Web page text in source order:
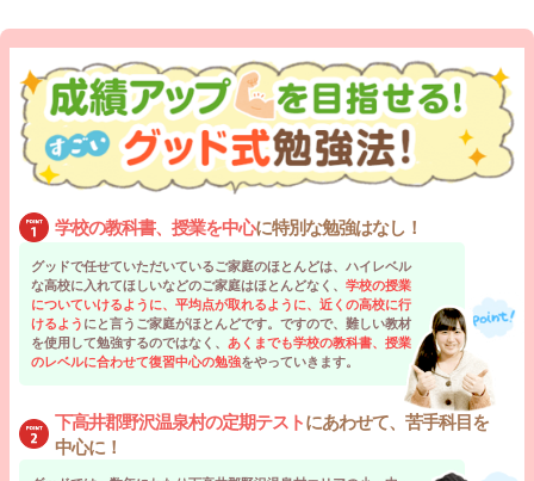
学校の教科書、授業を中心に特別な勉強はなし！
グッドで任せていただいているご家庭のほとんどは、ハイレベル
な高校に入れてほしいなどのご家庭はほとんどなく、 学校の授業
についていけるように、平均点が取れるように、近くの高校に行
けるよう にと言うご家庭がほとんどです。ですので、難しい教材
を使用して勉強するのではなく、 あくまでも学校の教科書、授業
のレベルに合わせて復習中心の勉強をやっていきます。
下高井郡野沢温泉村の定期テストにあわせて、苦手科目を
中心に！